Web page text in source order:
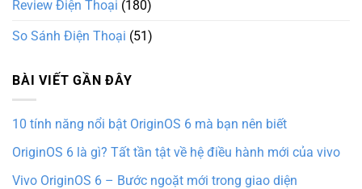
Review Điện Thoại (180)
So Sánh Điện Thoại (51)
BÀI VIẾT GẦN ĐÂY
10 tính năng nổi bật OriginOS 6 mà bạn nên biết
OriginOS 6 là gì? Tất tần tật về hệ điều hành mới của vivo
Vivo OriginOS 6 – Bước ngoặt mới trong giao diện